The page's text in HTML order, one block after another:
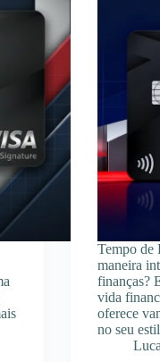
Tempo de
maneira
finanças?
vida
oferece
no seu